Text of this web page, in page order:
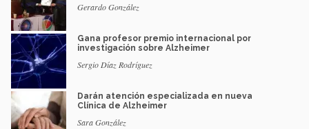
Gerardo González
Gana profesor premio internacional por
investigación sobre Alzheimer
Sergio Díaz Rodríguez
Darán atención especializada en nueva
Clínica de Alzheimer
Sara González